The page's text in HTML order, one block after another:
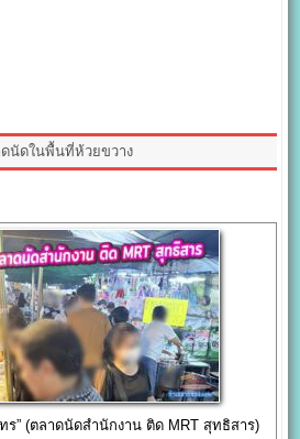
นัดในพื้นที่ห้วยขวาง
ร” (ตลาดนัดสำนักงาน ติด MRT สุทธิสาร)